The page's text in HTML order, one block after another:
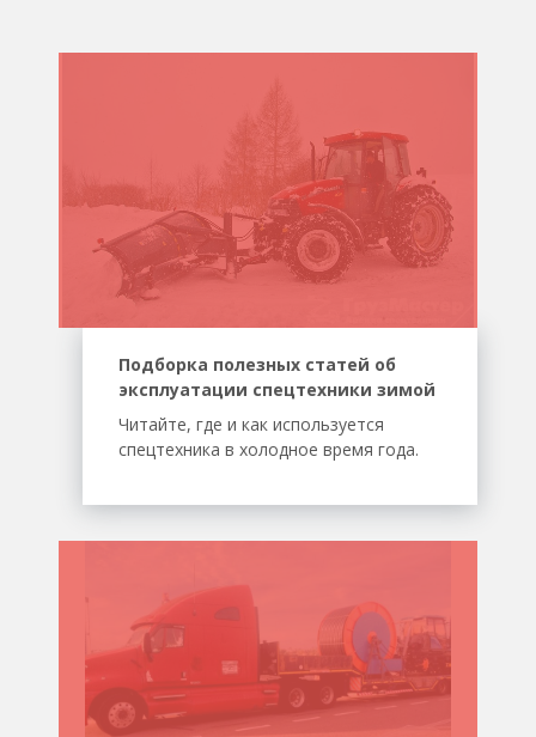
Подборка полезных статей об
эксплуатации спецтехники зимой
Читайте, где и как используется
спецтехника в холодное время года.